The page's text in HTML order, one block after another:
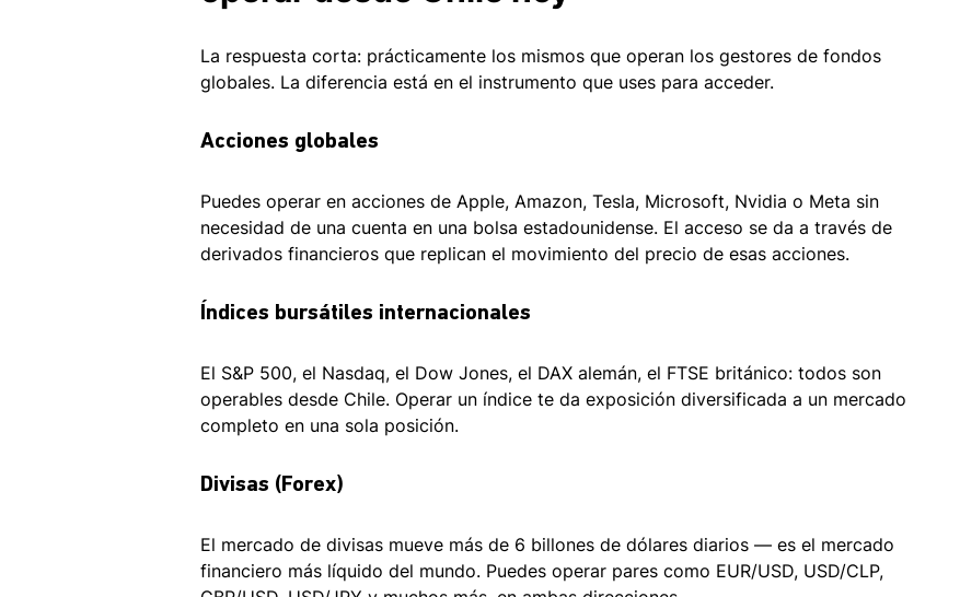
La respuesta corta: prácticamente los mismos que operan los gestores de fondos
globales. La diferencia está en el instrumento que uses para acceder.
Acciones globales
Puedes operar en acciones de Apple, Amazon, Tesla, Microsoft, Nvidia o Meta sin
necesidad de una cuenta en una bolsa estadounidense. El acceso se da a través de
derivados financieros que replican el movimiento del precio de esas acciones.
Índices bursátiles internacionales
El S&P 500, el Nasdaq, el Dow Jones, el DAX alemán, el FTSE británico: todos son
operables desde Chile. Operar un índice te da exposición diversificada a un mercado
completo en una sola posición.
Divisas (Forex)
El mercado de divisas mueve más de 6 billones de dólares diarios — es el mercado
financiero más líquido del mundo. Puedes operar pares como EUR/USD, USD/CLP,